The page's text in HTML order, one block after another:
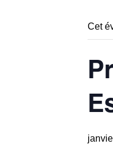
Cet